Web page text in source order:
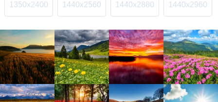
1350x2400 1440x2560 1440x2880 1440x2960